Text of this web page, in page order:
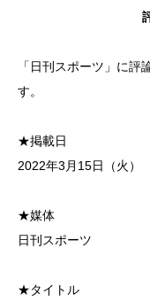
「日刊スポーツ」に評
す。
★掲載日
2022年3月15日（火）
★媒体
日刊スポーツ
★タイトル